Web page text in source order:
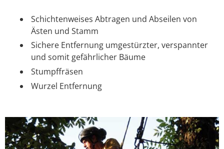
Schichtenweises Abtragen und Abseilen von
Ästen und Stamm
Sichere Entfernung umgestürzter, verspannter
und somit gefährlicher Bäume
Stumpffräsen
Wurzel Entfernung